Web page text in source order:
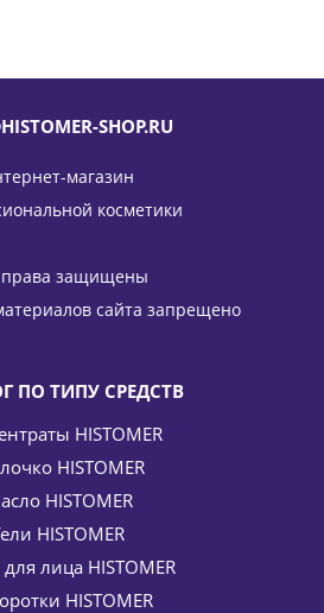
SHOP.RU
магазин
косметики
права защищены
сайта запрещено
ПО ТИПУ СРЕДСТВ
HISTOMER
HISTOMER
HISTOMER
HISTOMER
лица HISTOMER
HISTOMER